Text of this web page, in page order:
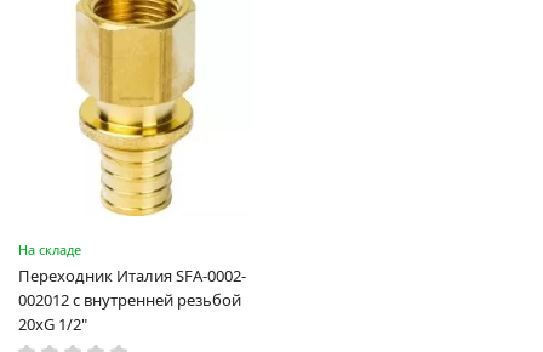
На складе
Переходник Италия SFA-0002-
002012 с внутренней резьбой
20xG 1/2"